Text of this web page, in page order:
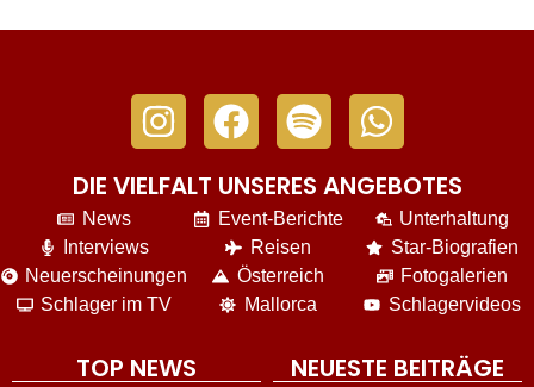
DIE VIELFALT UNSERES ANGEBOTES
News
Interviews
Neuerscheinungen
Schlager im TV
Event-Berichte
Reisen
Österreich
Mallorca
Unterhaltung
Star-Biografien
Fotogalerien
Schlagervideos
TOP NEWS NEUESTE BEITRÄGE